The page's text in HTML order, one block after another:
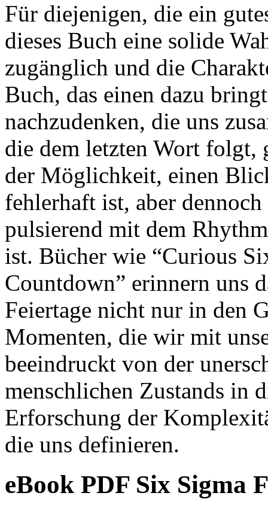
Für diejenigen, die ein
dieses Buch eine solide
zugänglich und die
Buch, das einen dazu
nachzudenken, die uns
die dem letzten Wort folgt,
der Möglichkeit, einen
fehlerhaft ist, aber
pulsierend mit dem
ist. Bücher wie “Curious
Countdown” erinnern uns
Feiertage nicht nur in den
Momenten, die wir mit
beeindruckt von der
menschlichen Zustands in
Erforschung der
die uns definieren.
eBook PDF Six Sigma